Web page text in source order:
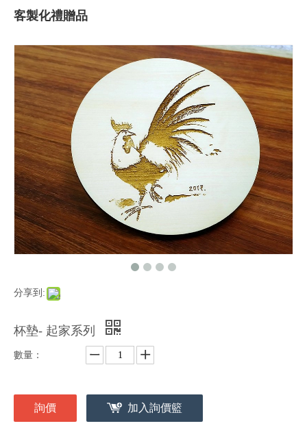
客製化禮贈品
分享到:
杯墊- 起家系列
數量：
詢價 加入詢價籃